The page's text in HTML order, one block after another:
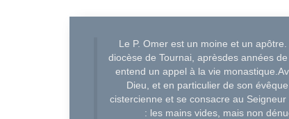
Le P. Omer est un moine et un
diocèse de Tournai, aprèsdes années
entend un appel à la vie
Dieu, et en particulier de son
cistercienne et se consacre au
: les mains vides, mais non